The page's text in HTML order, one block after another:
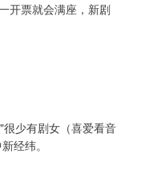
开票就会满座，新剧
少有剧女（喜爱看音
经纬。